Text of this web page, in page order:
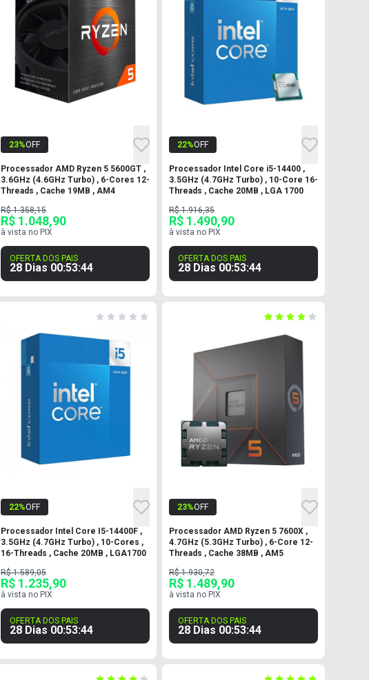
23%OFF
Processador AMD Ryzen 5 5600GT ,
3.6GHz (4.6GHz Turbo) , 6-Cores 12-
Threads , Cache 19MB , AM4
R$ 1.358,15
R$ 1.048,90
à vista no PIX
OFERTA DOS PAIS
28 Dias 00:53:43
22%OFF
Processador Intel Core i5-14400 ,
3.5GHz (4.7GHz Turbo) , 10-Core 16-
Threads , Cache 20MB , LGA 1700
R$ 1.916,35
R$ 1.490,90
à vista no PIX
OFERTA DOS PAIS
28 Dias 00:53:43
22%OFF
Processador Intel Core I5-14400F ,
3.5GHz (4.7GHz Turbo) , 10-Cores ,
16-Threads , Cache 20MB , LGA1700
R$ 1.589,05
R$ 1.235,90
à vista no PIX
OFERTA DOS PAIS
28 Dias 00:53:43
23%OFF
Processador AMD Ryzen 5 7600X ,
4.7GHz (5.3GHz Turbo) , 6-Core 12-
Threads , Cache 38MB , AM5
R$ 1.930,72
R$ 1.489,90
à vista no PIX
OFERTA DOS PAIS
28 Dias 00:53:43